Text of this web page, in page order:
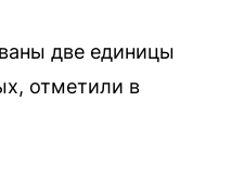
две единицы
отметили в